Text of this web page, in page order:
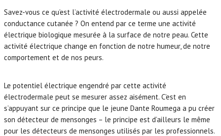
Savez-vous ce qu’est l’activité électrodermale ou aussi appelée
conductance cutanée ? On entend par ce terme une activité
électrique biologique mesurée à la surface de notre peau. Cette
activité électrique change en fonction de notre humeur, de notre
comportement et de nos peurs.
Le potentiel électrique engendré par cette activité
électrodermale peut se mesurer assez aisément. C’est en
s’appuyant sur ce principe que le jeune Dante Roumega a pu créer
son détecteur de mensonges – le principe est d’ailleurs le même
pour les détecteurs de mensonges utilisés par les professionnels.